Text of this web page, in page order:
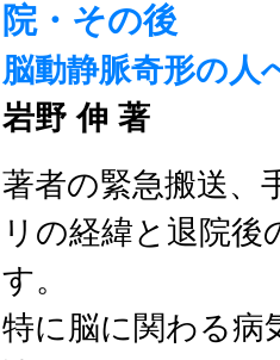
院・その後
脳動静脈奇形の人
岩野 伸 著
著者の緊急搬送、
リの経緯と退院
す。
特に脳に関わる病